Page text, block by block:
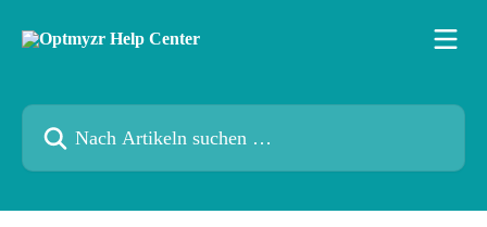
Nach Artikeln suchen …